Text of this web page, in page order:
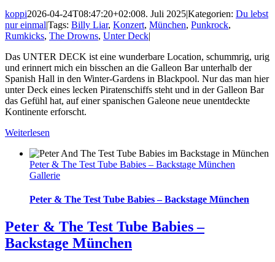
koppi2026-04-24T08:47:20+02:008. Juli 2025|Kategorien: Du lebst
nur einmal|Tags: Billy Liar, Konzert, München, Punkrock,
Rumkicks, The Drowns, Unter Deck|
Das UNTER DECK ist eine wunderbare Location, schummrig, urig
und erinnert mich ein bisschen an die Galleon Bar unterhalb der
Spanish Hall in den Winter-Gardens in Blackpool. Nur das man hier
unter Deck eines lecken Piratenschiffs steht und in der Galleon Bar
das Gefühl hat, auf einer spanischen Galeone neue unentdeckte
Kontinente erforscht.
Weiterlesen
Peter & The Test Tube Babies – Backstage München
Gallerie
Peter & The Test Tube Babies – Backstage München
Peter & The Test Tube Babies –
Backstage München